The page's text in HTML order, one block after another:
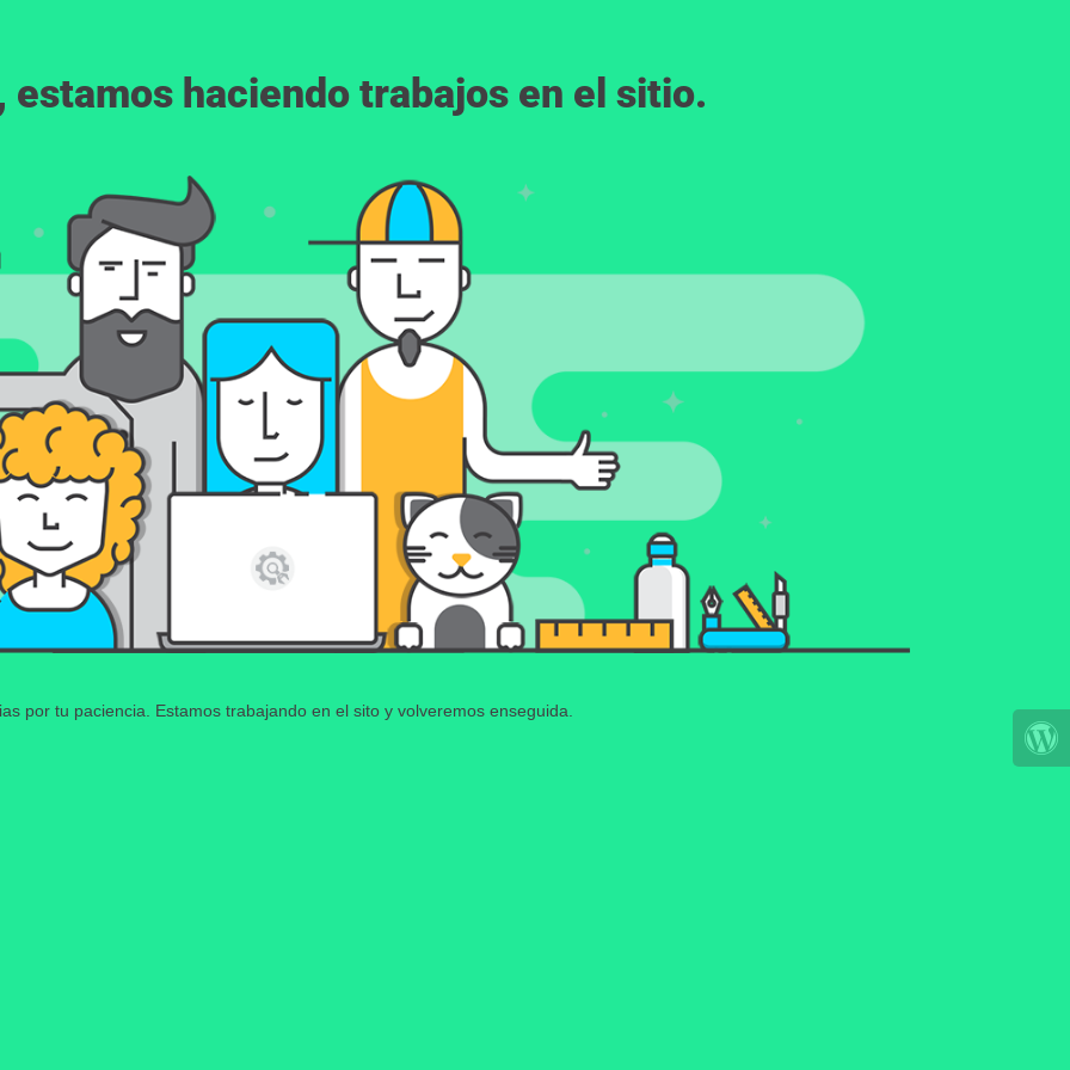
estamos haciendo trabajos en el sitio.
por tu paciencia. Estamos trabajando en el sito y volveremos enseguida.